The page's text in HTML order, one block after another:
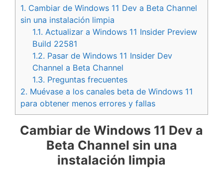
1. Cambiar de Windows 11 Dev a Beta Channel
sin una instalación limpia
1.1. Actualizar a Windows 11 Insider Preview
Build 22581
1.2. Pasar de Windows 11 Insider Dev
Channel a Beta Channel
1.3. Preguntas frecuentes
2. Muévase a los canales beta de Windows 11
para obtener menos errores y fallas
Cambiar de Windows 11 Dev a
Beta Channel sin una
instalación limpia